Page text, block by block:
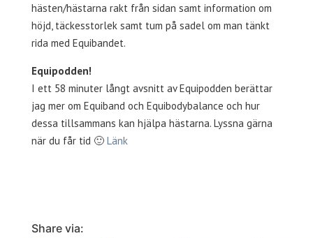
hästen/hästarna rakt från sidan samt information om
höjd, täckesstorlek samt tum på sadel om man tänkt
rida med Equibandet.
Equipodden!
I ett 58 minuter långt avsnitt av Equipodden berättar
jag mer om Equiband och Equibodybalance och hur
dessa tillsammans kan hjälpa hästarna. Lyssna gärna
när du får tid 🙂 Länk
Share via: